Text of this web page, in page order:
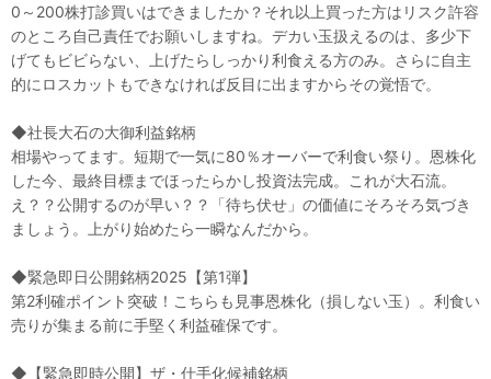
0～200株打診買いはできましたか？それ以上買った方はリスク許容
のところ自己責任でお願いしますね。デカい玉扱えるのは、多少下
げてもビビらない、上げたらしっかり利食える方のみ。さらに自主
的にロスカットもできなければ反目に出ますからその覚悟で。
◆社長大石の大御利益銘柄
相場やってます。短期で一気に80％オーバーで利食い祭り。恩株化
した今、最終目標までほったらかし投資法完成。これが大石流。
え？？公開するのが早い？？「待ち伏せ」の価値にそろそろ気づき
ましょう。上がり始めたら一瞬なんだから。
◆緊急即日公開銘柄2025【第1弾】
第2利確ポイント突破！こちらも見事恩株化（損しない玉）。利食い
売りが集まる前に手堅く利益確保です。
◆【緊急即時公開】ザ・仕手化候補銘柄